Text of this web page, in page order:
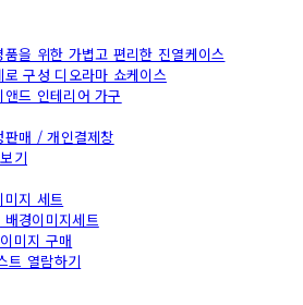
을 위한 가볍고 편리한 진열케이스
구성 디오라마 쇼케이스
드 인테리어 가구
판매 / 개인결제창
기
지 세트
경이미지세트
미지 구매
트 열람하기